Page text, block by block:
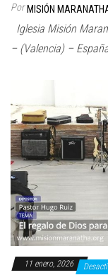
Por MISIÓN
Iglesia Misión
– (Valencia) –
11 enero, 2026